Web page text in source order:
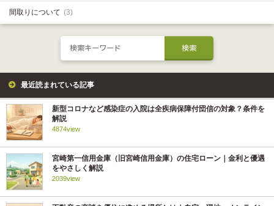
間取りについて (3)
最近読まれている記事
新型コロナなど感染症の入院は全疾病保障付団信の対象？条件を
解説
4874view
宮崎第一信用金庫（旧宮崎信用金庫）の住宅ローン｜金利と優遇
をやさしく解説
2039view